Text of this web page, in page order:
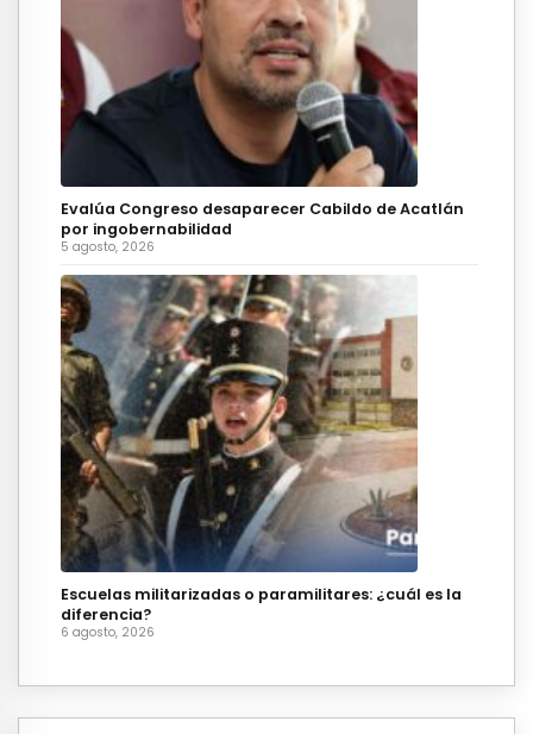
Evalúa Congreso desaparecer Cabildo de Acatlán
por ingobernabilidad
5 agosto, 2026
Escuelas militarizadas o paramilitares: ¿cuál es la
diferencia?
6 agosto, 2026